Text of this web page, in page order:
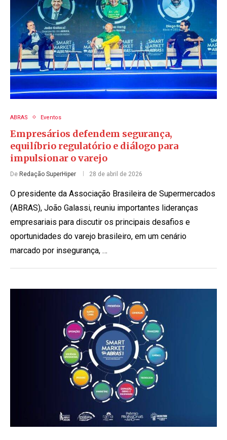
ABRAS Eventos
Empresários defendem segurança,
equilíbrio regulatório e diálogo para
impulsionar o varejo
De Redação SuperHiper 28 de abril de 2026
O presidente da Associação Brasileira de Supermercados
(ABRAS), João Galassi, reuniu importantes lideranças
empresariais para discutir os principais desafios e
oportunidades do varejo brasileiro, em um cenário
marcado por insegurança, …